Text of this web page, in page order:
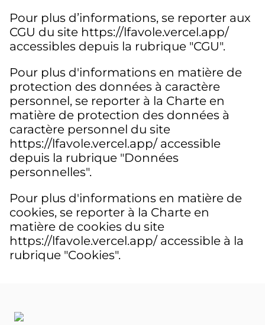
Pour plus d’informations, se reporter aux
CGU du site https://lfavole.vercel.app/
accessibles depuis la rubrique "CGU".
Pour plus d'informations en matière de
protection des données à caractère
personnel, se reporter à la Charte en
matière de protection des données à
caractère personnel du site
https://lfavole.vercel.app/ accessible
depuis la rubrique "Données
personnelles".
Pour plus d'informations en matière de
cookies, se reporter à la Charte en
matière de cookies du site
https://lfavole.vercel.app/ accessible à la
rubrique "Cookies".